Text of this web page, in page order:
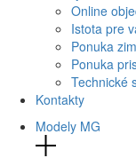
Online
Istota pre
Ponuka
Ponuka
Technické
Kontakty
Modely MG